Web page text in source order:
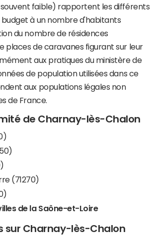
faible) rapportent les différents
à un nombre d'habitants
du nombre de résidences
places de caravanes figurant sur leur
aux pratiques du ministère de
de population utilisées dans ce
aux populations légales non
de France.
de Charnay-lès-Chalon
(71270)
de la Saône-et-Loire
sur Charnay-lès-Chalon